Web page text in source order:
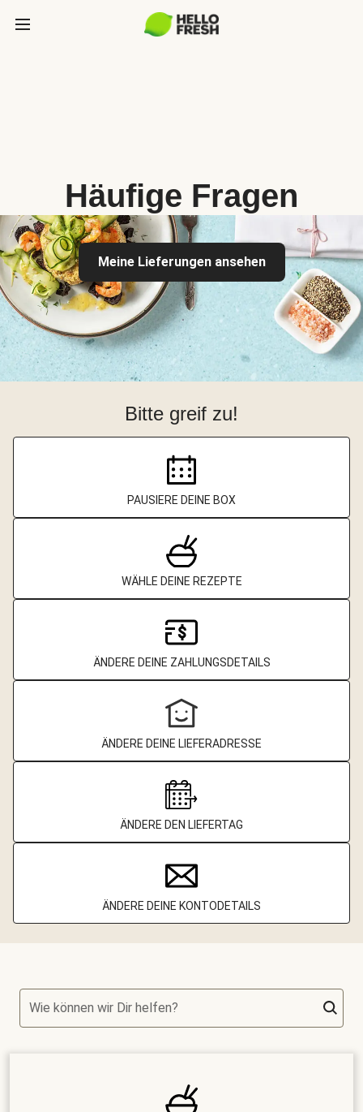
Häufige Fragen
Meine Lieferungen ansehen
Bitte greif zu!
PAUSIERE DEINE BOX
WÄHLE DEINE REZEPTE
ÄNDERE DEINE ZAHLUNGSDETAILS
ÄNDERE DEINE LIEFERADRESSE
ÄNDERE DEN LIEFERTAG
ÄNDERE DEINE KONTODETAILS
Wie können wir Dir helfen?